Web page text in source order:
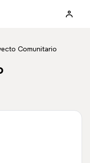
Comunitario